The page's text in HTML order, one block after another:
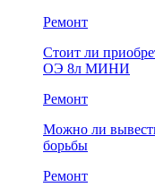
Ремонт
Стоит ли
ОЭ 8л МИНИ
Ремонт
Можно ли
борьбы
Ремонт